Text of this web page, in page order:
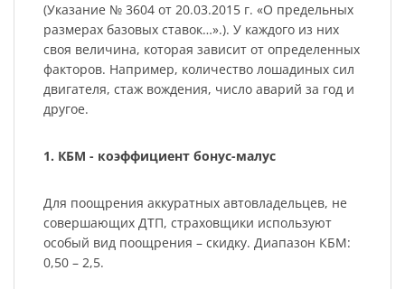
(Указание № 3604 от 20.03.2015 г. «О предельных
размерах базовых ставок…».). У каждого из них
своя величина, которая зависит от определенных
факторов. Например, количество лошадиных сил
двигателя, стаж вождения, число аварий за год и
другое.
1. КБМ - коэффициент бонус-малус
Для поощрения аккуратных автовладельцев, не
совершающих ДТП, страховщики используют
особый вид поощрения – скидку. Диапазон КБМ:
0,50 – 2,5.